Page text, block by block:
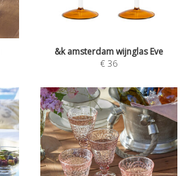
&k amsterdam wijnglas Eve
€36